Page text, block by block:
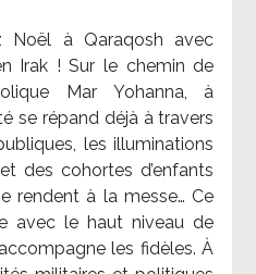
Noël à Qaraqosh avec
Irak ! Sur le chemin de
Mar Yohanna, à
se répand déjà à travers
les illuminations
des cohortes d’enfants
rendent à la messe… Ce
avec le haut niveau de
les fidèles. À